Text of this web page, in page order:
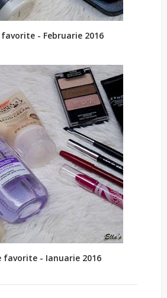
favorite - Februarie 2016
favorite - Ianuarie 2016